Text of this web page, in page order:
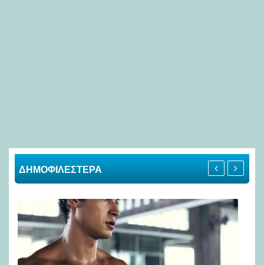
ΔΗΜΟΦΙΛΕΣΤΕΡΑ